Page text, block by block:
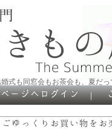
式も同窓会もお茶会も、夏だ
｜